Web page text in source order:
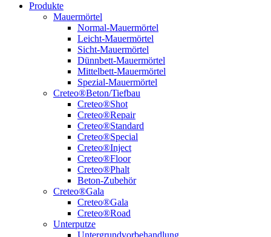
Produkte
Mauermörtel
Normal-Mauermörtel
Leicht-Mauermörtel
Sicht-Mauermörtel
Dünnbett-Mauermörtel
Mittelbett-Mauermörtel
Spezial-Mauermörtel
Creteo®Beton/Tiefbau
Creteo®Shot
Creteo®Repair
Creteo®Standard
Creteo®Special
Creteo®Inject
Creteo®Floor
Creteo®Phalt
Beton-Zubehör
Creteo®Gala
Creteo®Gala
Creteo®Road
Unterputze